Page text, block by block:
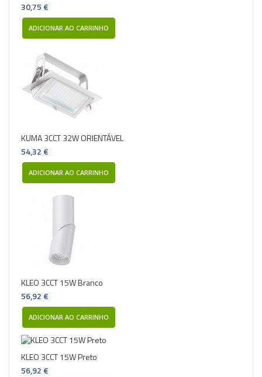
30,75 €
ADICIONAR AO CARRINHO
KUMA 3CCT 32W ORIENTÁVEL
54,32 €
ADICIONAR AO CARRINHO
KLEO 3CCT 15W Branco
56,92 €
ADICIONAR AO CARRINHO
KLEO 3CCT 15W Preto
56,92 €